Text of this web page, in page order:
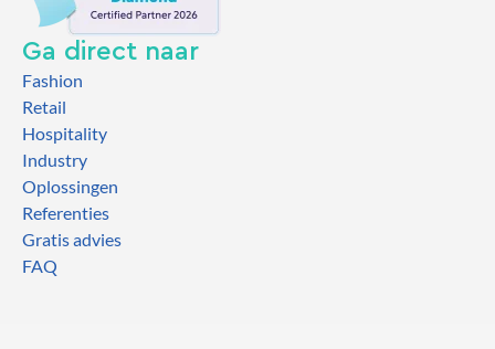
Ga direct naar
Fashion
Retail
Hospitality
Industry
Oplossingen
Referenties
Gratis advies
FAQ